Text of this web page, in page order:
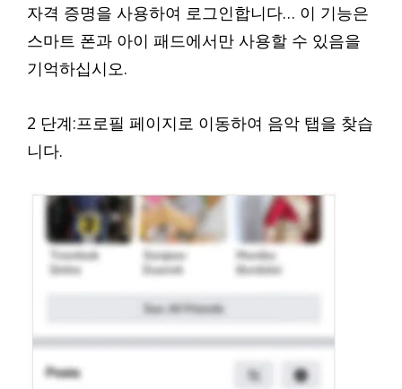
자격 증명을 사용하여 로그인합니다… 이 기능은
스마트 폰과 아이 패드에서만 사용할 수 있음을
기억하십시오.
2 단계:프로필 페이지로 이동하여 음악 탭을 찾습
니다.